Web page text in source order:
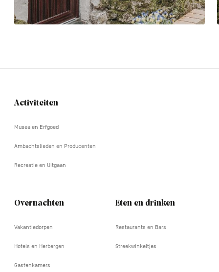
Navigation
Activiteiten
Musea en Erfgoed
Ambachtslieden en Producenten
Recreatie en Uitgaan
Overnachten
Vakantiedorpen
Hotels en Herbergen
Gastenkamers
Eten en drinken
Restaurants en Bars
Streekwinkeltjes